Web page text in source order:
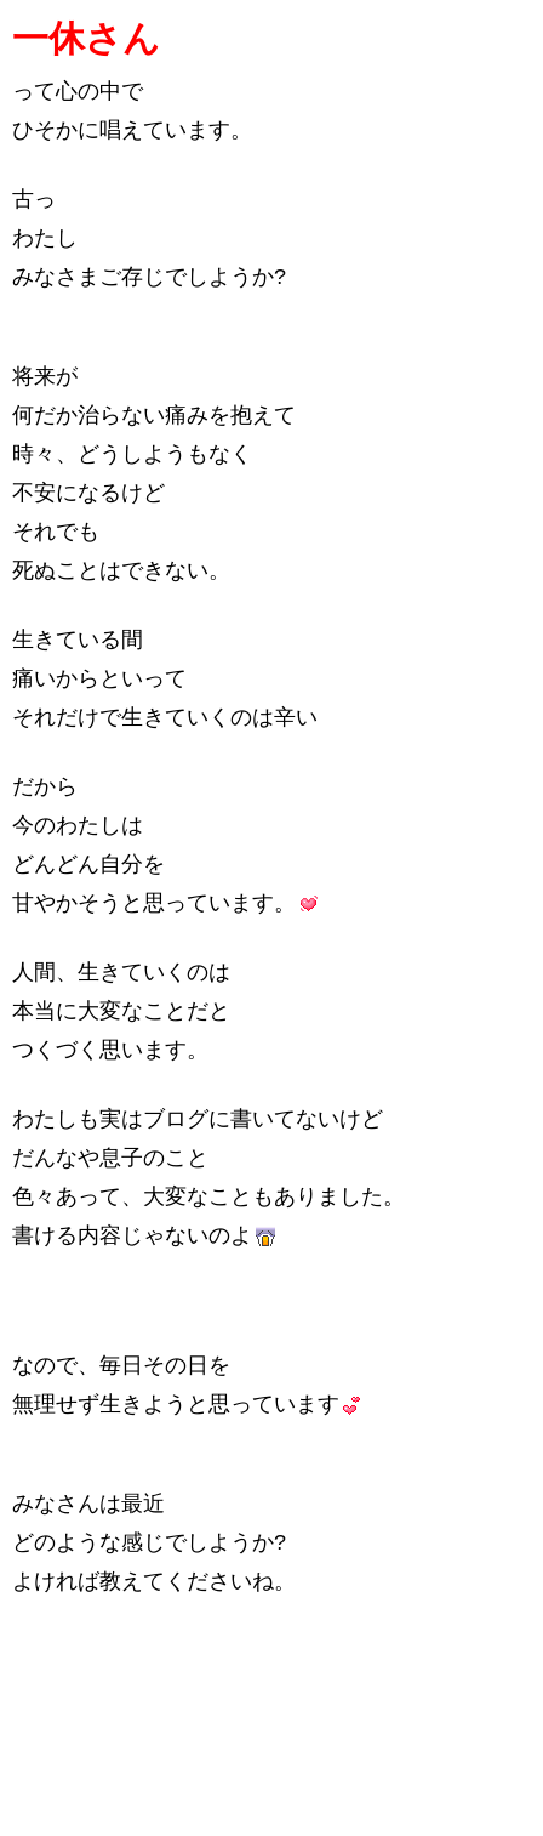
一休さん
って心の中で
ひそかに唱えています。
古っ
わたし
みなさまご存じでしようか?
将来が
何だか治らない痛みを抱えて
時々、どうしようもなく
不安になるけど
それでも
死ぬことはできない。
生きている間
痛いからといって
それだけで生きていくのは辛い
だから
今のわたしは
どんどん自分を
甘やかそうと思っています。
人間、生きていくのは
本当に大変なことだと
つくづく思います。
わたしも実はブログに書いてないけど
だんなや息子のこと
色々あって、大変なこともありました。
書ける内容じゃないのよ
なので、毎日その日を
無理せず生きようと思っています
みなさんは最近
どのような感じでしようか?
よければ教えてくださいね。